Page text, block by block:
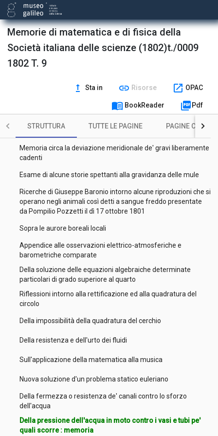
Memorie di matematica e di fisica della
Società italiana delle scienze (1802)t./0009
1802 T. 9
upgrade Sta in link Risorse open_in_new OPAC
menu_book BookReader picture_as_pdf Pdf
STRUTTURA TUTTE LE PAGINE PAGINE CON
matematica]
Sopra due idropici fortunatamente guariti per una caduta
dall'alto
Saggio analitico principalmente diretto ad ampliare gli usi di
quella formola chiamata Il binomio di Newton
Sopra una terra vulcanica scoperta nella provincia
bergamasca
Memoria sopra alcune nuove specie di piante
Memoria circa la deviazione meridionale de' gravi liberamente
cadenti
Esame di alcune storie spettanti alla gravidanza delle mule
Ricerche di Giuseppe Baronio intorno alcune riproduzioni che si
operano negli animali così detti a sangue freddo presentate
da Pompilio Pozzetti il dì 17 ottobre 1801
Sopra le aurore boreali locali
Appendice alle osservazioni elettrico-atmosferiche e
barometriche comparate
Della soluzione delle equazioni algebraiche determinate
particolari di grado superiore al quarto
Riflessioni intorno alla rettificazione ed alla quadratura del
circolo
Della impossibilità della quadratura del cerchio
Della resistenza e dell'urto dei fluidi
Sull'applicazione della matematica alla musica
Nuova soluzione d'un problema statico euleriano
Della fermezza o resistenza de' canali contro lo sforzo
dell'acqua
Della pressione dell'acqua in moto contro i vasi e tubi pe'
quali scorre : memoria